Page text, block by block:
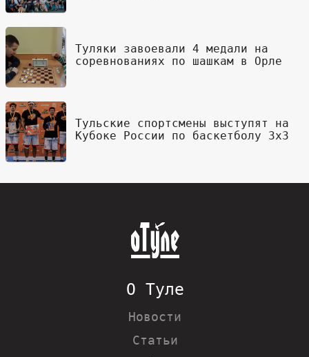
Туляки завоевали 4 медали на
соревнованиях по шашкам в Орле
Тульские спортсмены выступят на
Кубоке России по баскетболу 3х3
О Туле
Новости
Статьи